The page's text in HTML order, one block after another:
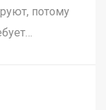
потому